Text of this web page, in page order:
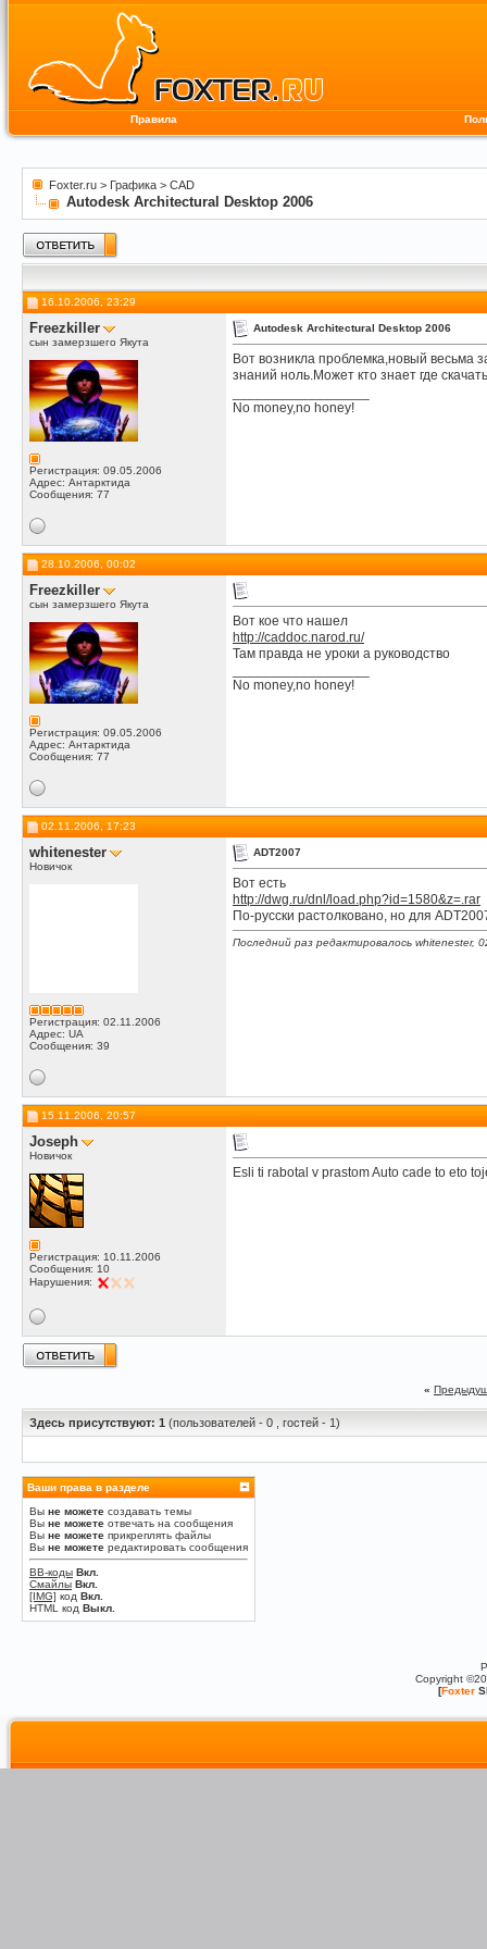
Правила
Foxter.ru > Графика > CAD
Autodesk Architectural Desktop 2006
16.10.2006, 23:29
Freezkiller
сын замерзшего Якута
Регистрация: 09.05.2006
Адрес: Антарктида
Сообщения: 77
Autodesk Architectural Desktop 2006
Вот возникла проблемка,новый весьма
знаний ноль.Может кто знает где
No money,no honey!
28.10.2006, 00:02
Freezkiller
сын замерзшего Якута
Регистрация: 09.05.2006
Адрес: Антарктида
Сообщения: 77
Вот кое что нашел
http://caddoc.narod.ru/
Там правда не уроки а руководство
No money,no honey!
02.11.2006, 17:23
whitenester
Новичок
Регистрация: 02.11.2006
Адрес: UA
Сообщения: 39
ADT2007
Вот есть
http://dwg.ru/dnl/load.php?id=1580&z=.rar
По-русски растолковано, но для
Последний раз редактировалось whitenester,
15.11.2006, 20:57
Joseph
Новичок
Регистрация: 10.11.2006
Сообщения: 10
Нарушения:
Esli ti rabotal v prastom Auto cade to eto
«
Здесь присутствуют: 1 (пользователей - 0 , гостей - 1)
Ваши права в разделе
Вы не можете создавать темы
Вы не можете отвечать на сообщения
Вы не можете прикреплять файлы
Вы не можете редактировать сообщения
BB-коды Вкл.
Смайлы Вкл.
[IMG] код Вкл.
HTML код Выкл.
Copyright
[Foxter